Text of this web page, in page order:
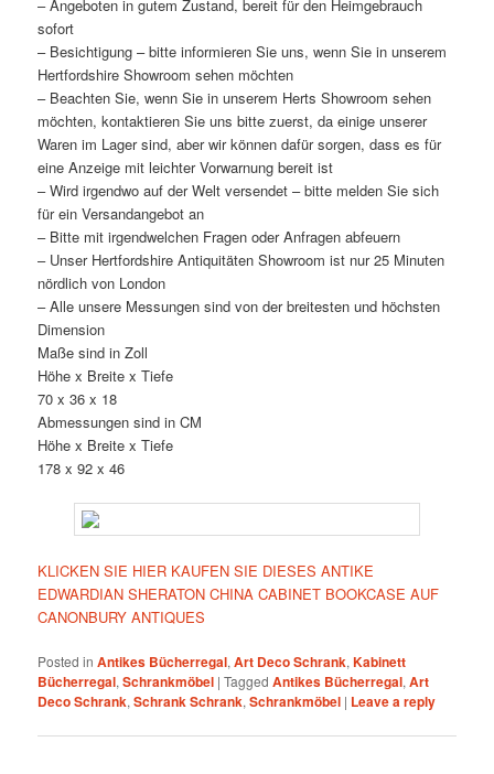
– Angeboten in gutem Zustand, bereit für den Heimgebrauch
sofort
– Besichtigung – bitte informieren Sie uns, wenn Sie in unserem
Hertfordshire Showroom sehen möchten
– Beachten Sie, wenn Sie in unserem Herts Showroom sehen
möchten, kontaktieren Sie uns bitte zuerst, da einige unserer
Waren im Lager sind, aber wir können dafür sorgen, dass es für
eine Anzeige mit leichter Vorwarnung bereit ist
– Wird irgendwo auf der Welt versendet – bitte melden Sie sich
für ein Versandangebot an
– Bitte mit irgendwelchen Fragen oder Anfragen abfeuern
– Unser Hertfordshire Antiquitäten Showroom ist nur 25 Minuten
nördlich von London
– Alle unsere Messungen sind von der breitesten und höchsten
Dimension
Maße sind in Zoll
Höhe x Breite x Tiefe
70 x 36 x 18
Abmessungen sind in CM
Höhe x Breite x Tiefe
178 x 92 x 46
KLICKEN SIE HIER KAUFEN SIE DIESES ANTIKE
EDWARDIAN SHERATON CHINA CABINET BOOKCASE AUF
CANONBURY ANTIQUES
Posted in Antikes Bücherregal,Art Deco Schrank,Kabinett
Bücherregal,Schrankmöbel |Tagged Antikes Bücherregal,Art
Deco Schrank,Schrank Schrank,Schrankmöbel | Leave a reply